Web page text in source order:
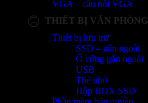
VGA – cầu nối VGA
THIẾT BỊ VĂN PHÒNG
Thiết bị lưu trữ
SSD – gắn ngoài
Ổ cứng gắn ngoài
USB
Thẻ nhớ
Hộp BOX SSD